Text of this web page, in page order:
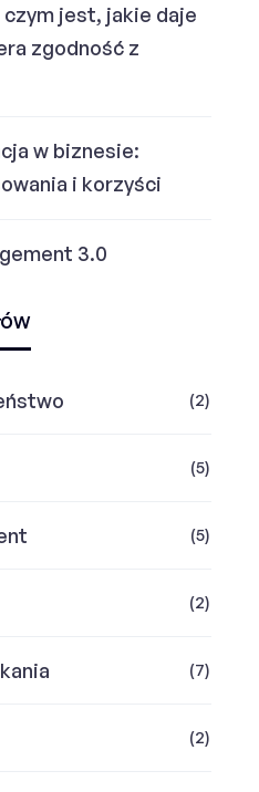
czym jest, jakie daje
zgodność z
w biznesie:
i korzyści
3.0
(2)
(5)
(5)
(2)
(7)
(2)